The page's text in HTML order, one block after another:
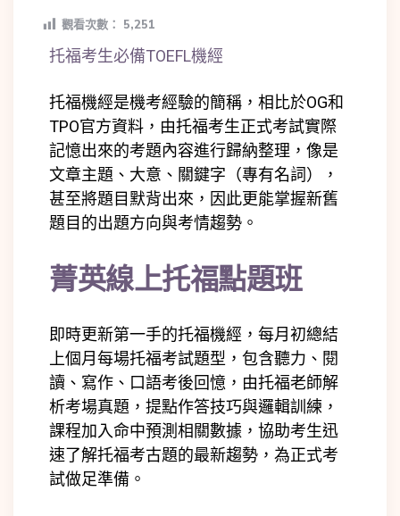
觀看次數： 5,251
托福考生必備TOEFL機經
托福機經是機考經驗的簡稱，相比於OG和
TPO官方資料，由托福考生正式考試實際
記憶出來的考題內容進行歸納整理，像是
文章主題、大意、關鍵字（專有名詞），
甚至將題目默背出來，因此更能掌握新舊
題目的出題方向與考情趨勢。
菁英線上托福點題班
即時更新第一手的托福機經，每月初總結
上個月每場托福考試題型，包含聽力、閱
讀、寫作、口語考後回憶，由托福老師解
析考場真題，提點作答技巧與邏輯訓練，
課程加入命中預測相關數據，協助考生迅
速了解托福考古題的最新趨勢，為正式考
試做足準備。